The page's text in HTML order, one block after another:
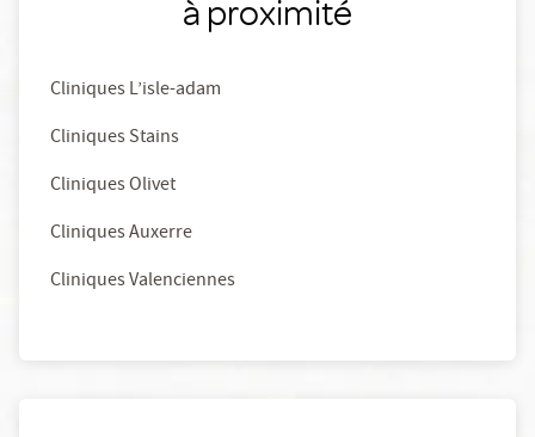
à proximité
Cliniques L’isle-adam
Cliniques Stains
Cliniques Olivet
Cliniques Auxerre
Cliniques Valenciennes